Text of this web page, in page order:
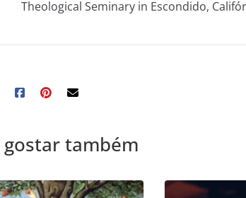
Theological Seminary in Escondido,
também